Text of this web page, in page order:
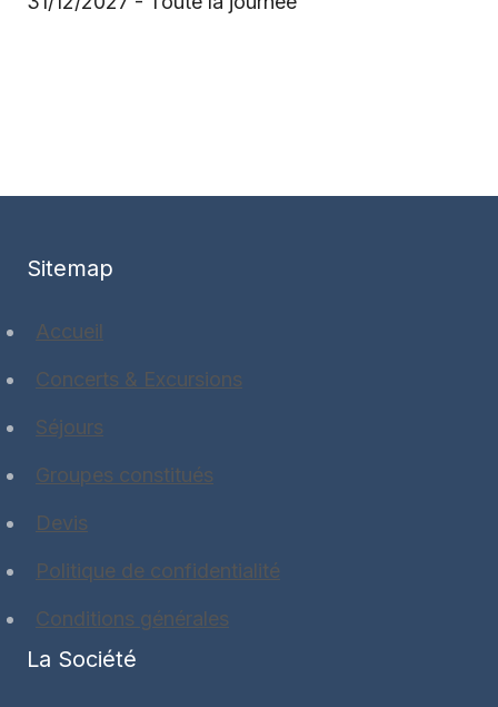
Sitemap
Accueil
Concerts & Excursions
Séjours
Groupes constitués
Devis
Politique de confidentialité
Conditions générales
La Société